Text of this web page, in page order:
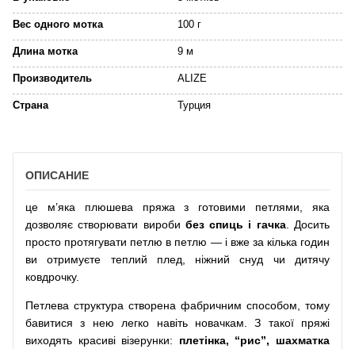
Вес одного мотка 100 г
Длина мотка 9 м
Производитель ALIZE
Страна Турция
ОПИСАНИЕ
це м’яка плюшева пряжа з готовими петлями, яка
дозволяє створювати вироби без спиць і гачка. Досить
просто протягувати петлю в петлю — і вже за кілька годин
ви отримуєте теплий плед, ніжний снуд чи дитячу
ковдрочку.
Петлева структура створена фабричним способом, тому
бавитися з нею легко навіть новачкам. З такої пряжі
виходять красиві візерунки: плетінка, “рис”, шахматка